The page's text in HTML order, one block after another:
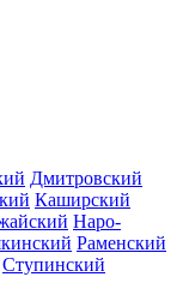
Дмитровский
Каширский
Наро-
Раменский
Ступинский